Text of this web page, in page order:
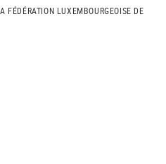
FÉDÉRATION LUXEMBOURGEOISE DE